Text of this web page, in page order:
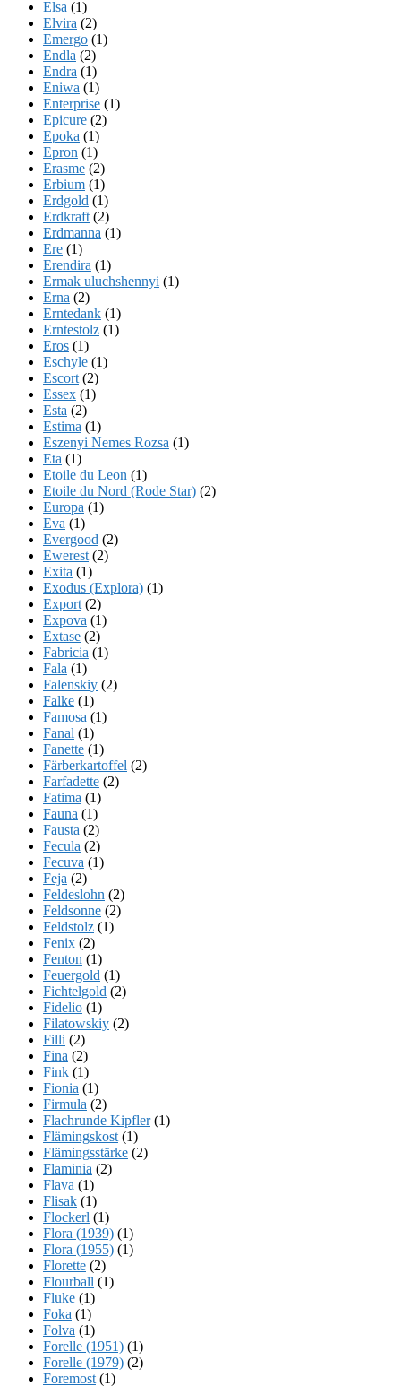
Elsa (1)
Elvira (2)
Emergo (1)
Endla (2)
Endra (1)
Eniwa (1)
Enterprise (1)
Epicure (2)
Epoka (1)
Epron (1)
Erasme (2)
Erbium (1)
Erdgold (1)
Erdkraft (2)
Erdmanna (1)
Ere (1)
Erendira (1)
Ermak uluchshennyi (1)
Erna (2)
Erntedank (1)
Erntestolz (1)
Eros (1)
Eschyle (1)
Escort (2)
Essex (1)
Esta (2)
Estima (1)
Eszenyi Nemes Rozsa (1)
Eta (1)
Etoile du Leon (1)
Etoile du Nord (Rode Star) (2)
Europa (1)
Eva (1)
Evergood (2)
Ewerest (2)
Exita (1)
Exodus (Explora) (1)
Export (2)
Expova (1)
Extase (2)
Fabricia (1)
Fala (1)
Falenskiy (2)
Falke (1)
Famosa (1)
Fanal (1)
Fanette (1)
Färberkartoffel (2)
Farfadette (2)
Fatima (1)
Fauna (1)
Fausta (2)
Fecula (2)
Fecuva (1)
Feja (2)
Feldeslohn (2)
Feldsonne (2)
Feldstolz (1)
Fenix (2)
Fenton (1)
Feuergold (1)
Fichtelgold (2)
Fidelio (1)
Filatowskiy (2)
Filli (2)
Fina (2)
Fink (1)
Fionia (1)
Firmula (2)
Flachrunde Kipfler(1)
Flämingskost (1)
Flämingsstärke (2)
Flaminia (2)
Flava (1)
Flisak (1)
Flockerl (1)
Flora (1939) (1)
Flora (1955) (1)
Florette (2)
Flourball (1)
Fluke (1)
Foka (1)
Folva (1)
Forelle (1951) (1)
Forelle (1979) (2)
Foremost (1)